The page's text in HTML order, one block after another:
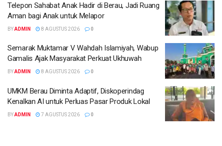
Telepon Sahabat Anak Hadir di Berau, Jadi Ruang
Aman bagi Anak untuk Melapor
BYADMIN 8 AGUSTUS 2026 0
Semarak Muktamar V Wahdah Islamiyah, Wabup
Gamalis Ajak Masyarakat Perkuat Ukhuwah
BYADMIN 8 AGUSTUS 2026 0
UMKM Berau Diminta Adaptif, Diskoperindag
Kenalkan AI untuk Perluas Pasar Produk Lokal
BYADMIN 7 AGUSTUS 2026 0